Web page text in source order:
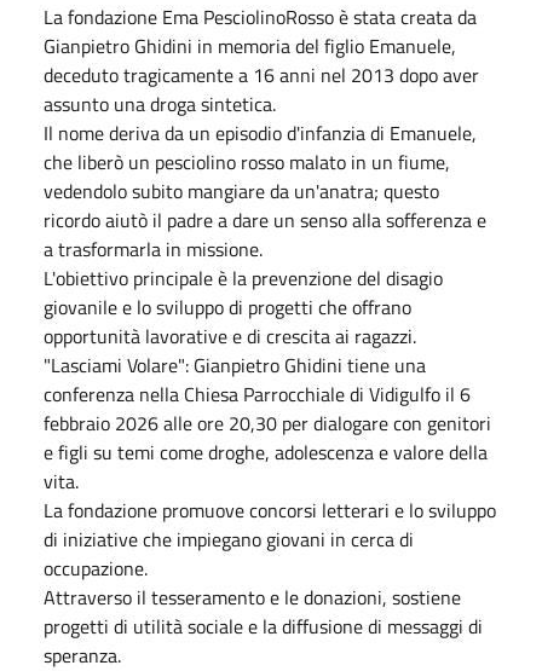
La fondazione Ema PesciolinoRosso è stata creata da
Gianpietro Ghidini in memoria del figlio Emanuele,
deceduto tragicamente a 16 anni nel 2013 dopo aver
assunto una droga sintetica.
Il nome deriva da un episodio d'infanzia di Emanuele,
che liberò un pesciolino rosso malato in un fiume,
vedendolo subito mangiare da un'anatra; questo
ricordo aiutò il padre a dare un senso alla sofferenza e
a trasformarla in missione.
L'obiettivo principale è la prevenzione del disagio
giovanile e lo sviluppo di progetti che offrano
opportunità lavorative e di crescita ai ragazzi.
"Lasciami Volare": Gianpietro Ghidini tiene una
conferenza nella Chiesa Parrocchiale di Vidigulfo il 6
febbraio 2026 alle ore 20,30 per dialogare con genitori
e figli su temi come droghe, adolescenza e valore della
vita.
La fondazione promuove concorsi letterari e lo sviluppo
di iniziative che impiegano giovani in cerca di
occupazione.
Attraverso il tesseramento e le donazioni, sostiene
progetti di utilità sociale e la diffusione di messaggi di
speranza.